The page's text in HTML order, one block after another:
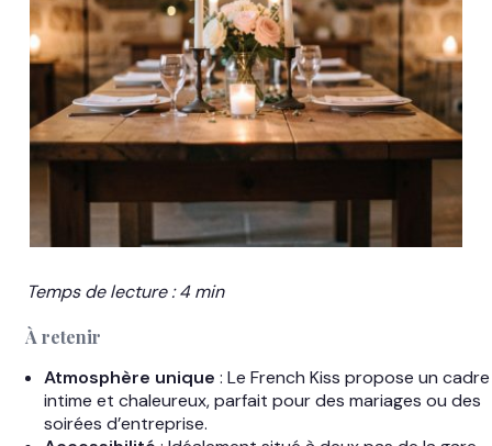
Temps de lecture : 4 min
À retenir
Atmosphère unique : Le French Kiss propose un cadre
intime et chaleureux, parfait pour des mariages ou des
soirées d’entreprise.